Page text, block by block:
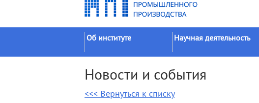
Об институте
Официальные документы
История
Научная деятельность
исследований
Новости и события
<<< Вернуться к списку